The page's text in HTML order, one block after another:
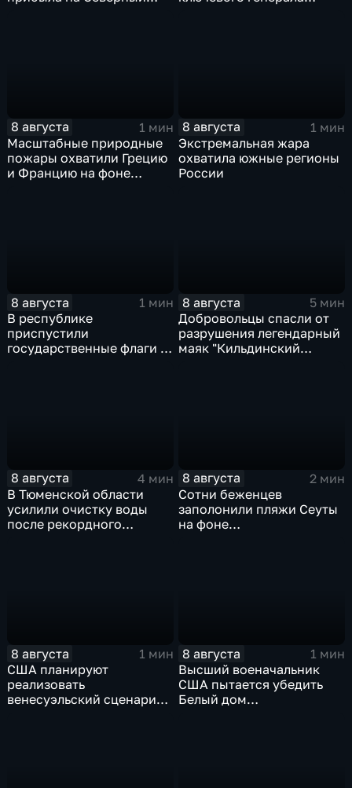
8 августа
1 мин
Масштабные природные
пожары охватили Грецию
и Францию на фоне
8 августа
1 мин
Экстремальная жара
охватила южные регионы
России
8 августа
1 мин
В республике
приспустили
государственные флаги и
8 августа
5 мин
Добровольцы спасли от
разрушения легендарный
маяк "Кильдинский
8 августа
4 мин
В Тюменской области
усилили очистку воды
после рекордного
8 августа
2 мин
Сотни беженцев
заполонили пляжи Сеуты
на фоне
8 августа
1 мин
США планируют
реализовать
венесуэльский сценарий
8 августа
1 мин
Высший военачальник
США пытается убедить
Белый дом